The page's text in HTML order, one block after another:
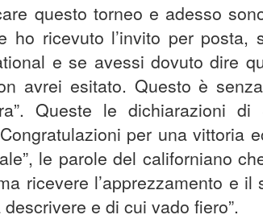
questo torneo e adesso
ho ricevuto l’invito per posta,
e se avessi dovuto dire
avrei esitato. Questo è
Queste le dichiarazioni di
per una vittoria
le parole del californiano
ricevere l’apprezzamento e il
e di cui vado fiero”.